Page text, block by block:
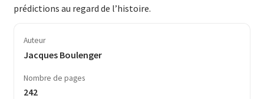
prédictions au regard de l’histoire.
Auteur
Jacques Boulenger
Nombre de pages
242